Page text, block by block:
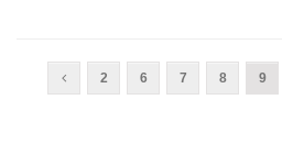
2 6 7 8 9